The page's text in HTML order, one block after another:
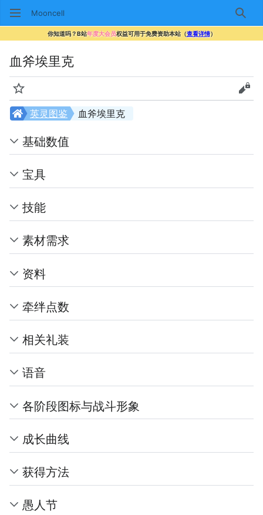
Mooncell 搜索
你知道吗？B站年度大会员权益可用于免费资助本站（查看详情）
血斧埃里克
监视 查看
血斧埃里克
英灵图鉴
基础数值
宝具
技能
素材需求
资料
牵绊点数
相关礼装
语音
各阶段图标与战斗形象
成长曲线
获得方法
愚人节